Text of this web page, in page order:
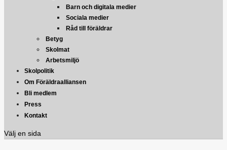
Barn och digitala medier
Sociala medier
Råd till föräldrar
Betyg
Skolmat
Arbetsmiljö
Skolpolitik
Om Föräldraalliansen
Bli medlem
Press
Kontakt
Välj en sida